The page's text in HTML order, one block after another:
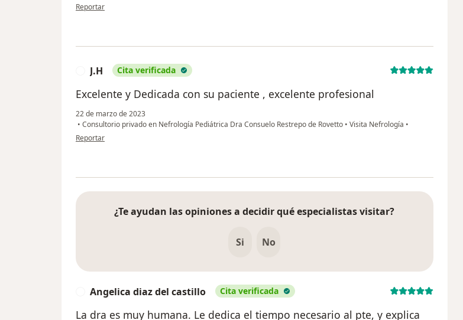
en opinión del usuario Geraldine bermudez
Reportar
J.H Cita verificada
Excelente y Dedicada con su paciente , excelente profesional
22 de marzo de 2023
• Consultorio privado en Nefrología Pediátrica Dra Consuelo Restrepo de Rovetto • Visita Nefrología •
en opinión del usuario J.H
Reportar
¿Te ayudan las opiniones a decidir qué especialistas visitar?
Si No
Angelica diaz del castillo Cita verificada
La dra es muy humana. Le dedica el tiempo necesario al pte, y explica